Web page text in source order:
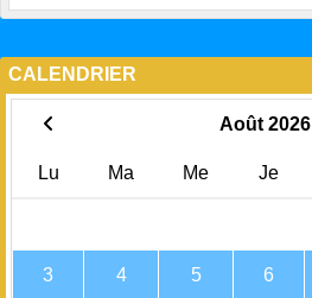
CALENDRIER
Août 2026
Lu Ma Me Je
3 4 5 6